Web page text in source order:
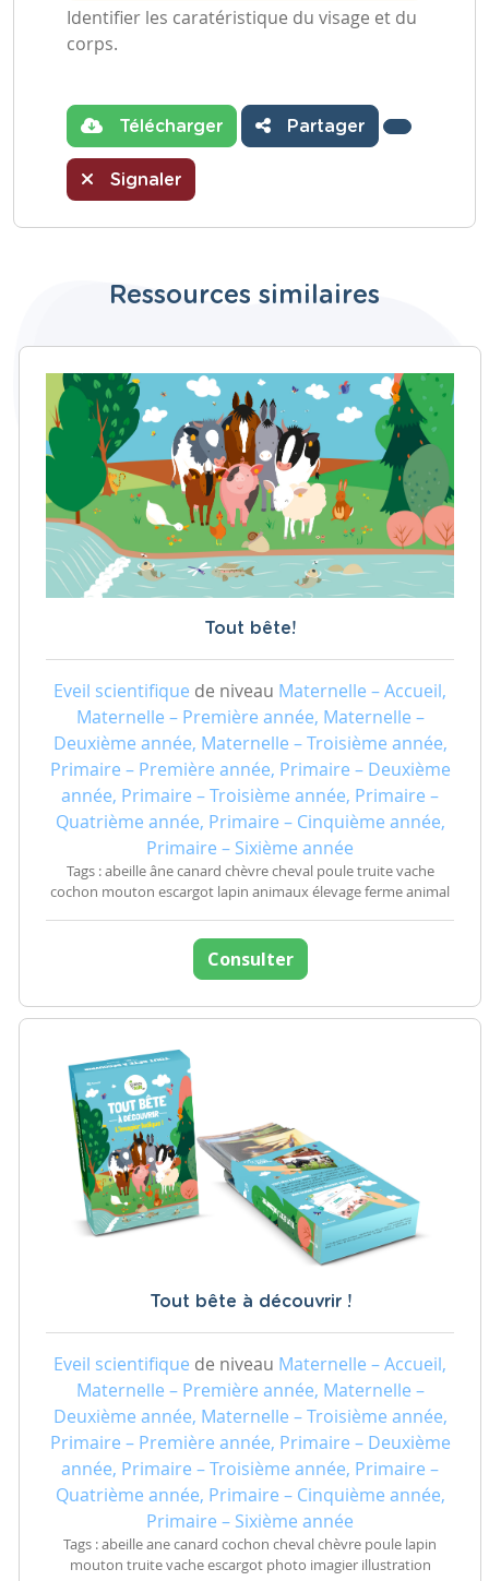
Identifier les caratéristique du visage et du
corps.
Télécharger Partager
Signaler
Ressources similaires
Tout bête!
Eveil scientifique de niveau Maternelle – Accueil,
Maternelle – Première année, Maternelle –
Deuxième année, Maternelle – Troisième année,
Primaire – Première année, Primaire – Deuxième
année, Primaire – Troisième année, Primaire –
Quatrième année, Primaire – Cinquième année,
Primaire – Sixième année
Tags : abeille âne canard chèvre cheval poule truite vache
cochon mouton escargot lapin animaux élevage ferme animal
Consulter
Tout bête à découvrir !
Eveil scientifique de niveau Maternelle – Accueil,
Maternelle – Première année, Maternelle –
Deuxième année, Maternelle – Troisième année,
Primaire – Première année, Primaire – Deuxième
année, Primaire – Troisième année, Primaire –
Quatrième année, Primaire – Cinquième année,
Primaire – Sixième année
Tags : abeille ane canard cochon cheval chèvre poule lapin
mouton truite vache escargot photo imagier illustration